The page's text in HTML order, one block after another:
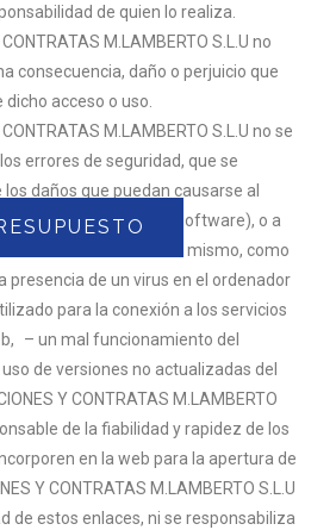
de quien lo realiza.
M.LAMBERTO S.L.U no
consecuencia, daño o perjuicio que
acceso o uso.
M.LAMBERTO S.L.U no se
errores de seguridad, que se
daños que puedan causarse al
usuario (hardware y software), o a
almacenados en el mismo, como
presencia de un virus en el ordenador
para la conexión a los servicios
– un mal funcionamiento del
de versiones no actualizadas del
Y CONTRATAS M.LAMBERTO
de la fiabilidad y rapidez de los
en la web para la apertura de
Y CONTRATAS M.LAMBERTO S.L.U
de estos enlaces, ni se responsabiliza